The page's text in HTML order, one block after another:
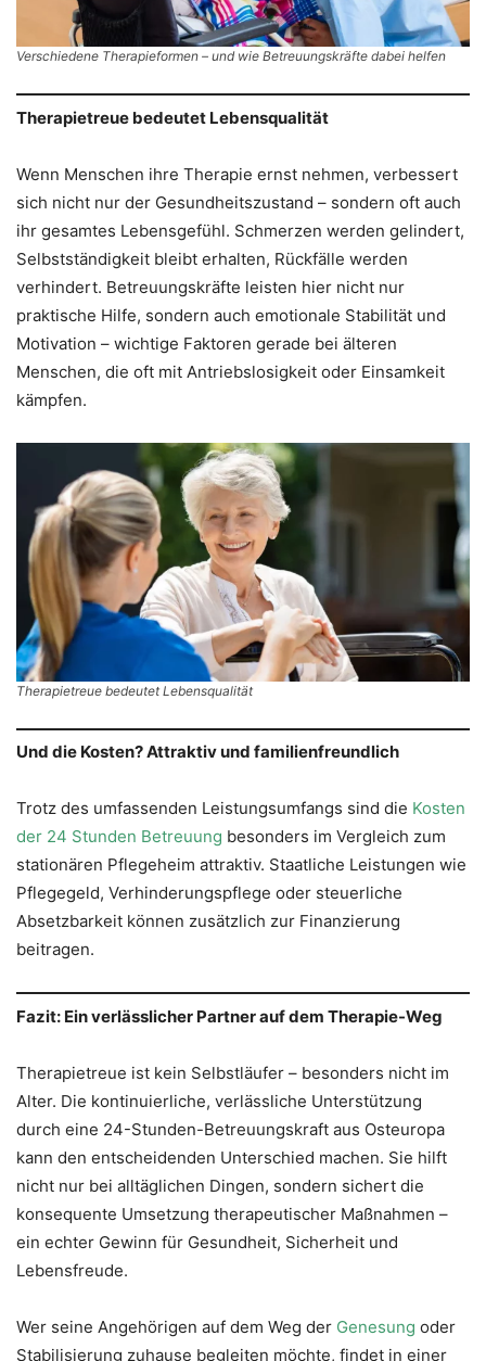
Verschiedene Therapieformen – und wie Betreuungskräfte dabei helfen
Therapietreue bedeutet Lebensqualität
Wenn Menschen ihre Therapie ernst nehmen, verbessert
sich nicht nur der Gesundheitszustand – sondern oft auch
ihr gesamtes Lebensgefühl. Schmerzen werden gelindert,
Selbstständigkeit bleibt erhalten, Rückfälle werden
verhindert. Betreuungskräfte leisten hier nicht nur
praktische Hilfe, sondern auch emotionale Stabilität und
Motivation – wichtige Faktoren gerade bei älteren
Menschen, die oft mit Antriebslosigkeit oder Einsamkeit
kämpfen.
Therapietreue bedeutet Lebensqualität
Und die Kosten? Attraktiv und familienfreundlich
Trotz des umfassenden Leistungsumfangs sind die Kosten
der 24 Stunden Betreuung besonders im Vergleich zum
stationären Pflegeheim attraktiv. Staatliche Leistungen wie
Pflegegeld, Verhinderungspflege oder steuerliche
Absetzbarkeit können zusätzlich zur Finanzierung
beitragen.
Fazit: Ein verlässlicher Partner auf dem Therapie-Weg
Therapietreue ist kein Selbstläufer – besonders nicht im
Alter. Die kontinuierliche, verlässliche Unterstützung
durch eine 24-Stunden-Betreuungskraft aus Osteuropa
kann den entscheidenden Unterschied machen. Sie hilft
nicht nur bei alltäglichen Dingen, sondern sichert die
konsequente Umsetzung therapeutischer Maßnahmen –
ein echter Gewinn für Gesundheit, Sicherheit und
Lebensfreude.
Wer seine Angehörigen auf dem Weg der Genesung oder
Stabilisierung zuhause begleiten möchte, findet in einer